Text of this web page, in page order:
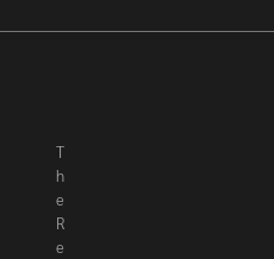
T
h
e
R
e